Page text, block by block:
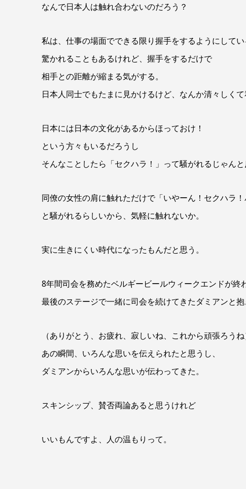
なんで日本人は触れ合わないのだろう？
私は、仕事の場面でできる限り握手をするようにしてい
驚かれることもあるけれど、握手をするだけで
相手との距離が縮まる気がする。
日本人同士でもたまに見かけるけど、なんか清々しく
日本には日本の文化があるからほっておけ！
という方々もいるだろうし
そんなことしたら「セクハラ！」って騒がれるじゃんと
同僚の女性の肩に触れただけで「いやーん！セクハラ
と騒がれるらしいから、気軽に触れないか。
実に生きにくい時代になったもんだと思う。
8年間司会を務めたベルギービールウィークエンドが終
最後のステージで一緒に司会を続けてきたダミアンと抱
（ありがとう、お疲れ、寂しいね、これから頑張ろうね
あの瞬間、いろんな思いを伝えられたと思うし、
ダミアンからいろんな思いが伝わってきた。
スキンシップ、賛否両論あると思うけれど
いいもんですよ、人の温もりって。